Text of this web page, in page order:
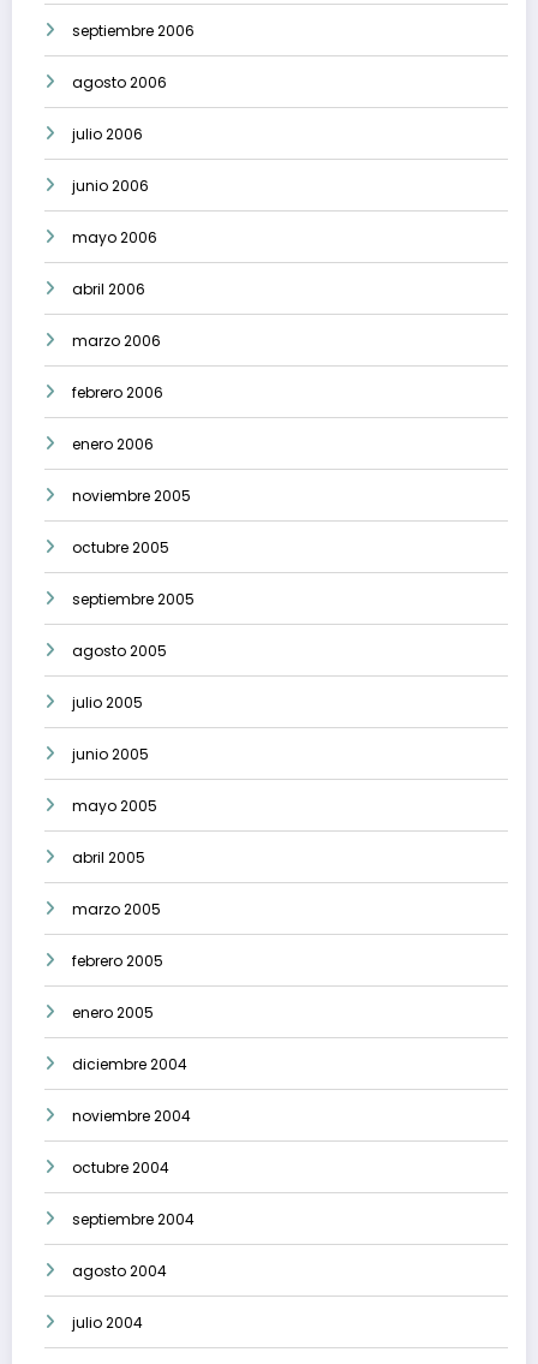
septiembre 2006
agosto 2006
julio 2006
junio 2006
mayo 2006
abril 2006
marzo 2006
febrero 2006
enero 2006
noviembre 2005
octubre 2005
septiembre 2005
agosto 2005
julio 2005
junio 2005
mayo 2005
abril 2005
marzo 2005
febrero 2005
enero 2005
diciembre 2004
noviembre 2004
octubre 2004
septiembre 2004
agosto 2004
julio 2004